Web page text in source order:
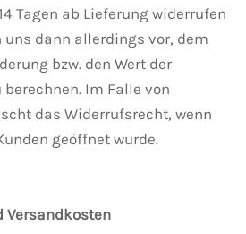
Tagen ab Lieferung widerrufen
uns dann allerdings vor, dem
bzw. den Wert der
berechnen. Im Falle von
das Widerrufsrecht, wenn
geöffnet wurde.
Versandkosten